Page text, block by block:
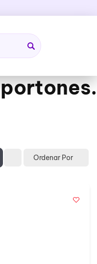
Ordenar Por